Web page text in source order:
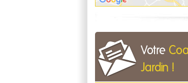
Votre
Jardin !